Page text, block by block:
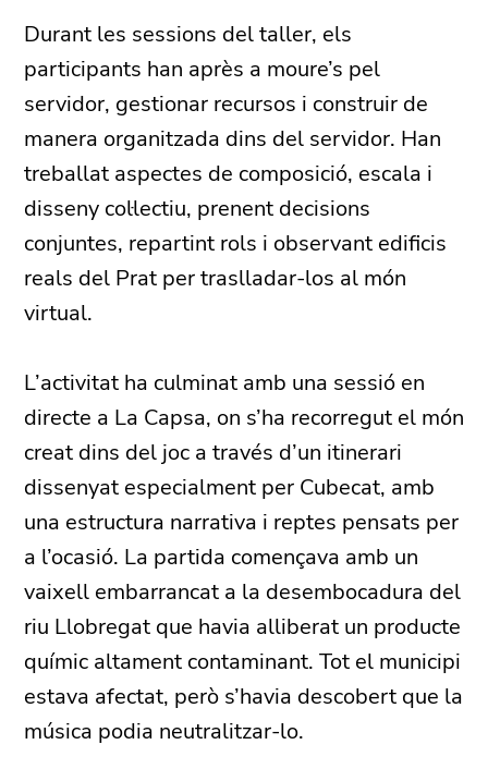
Durant les sessions del taller, els
participants han après a moure’s pel
servidor, gestionar recursos i construir de
manera organitzada dins del servidor. Han
treballat aspectes de composició, escala i
disseny col·lectiu, prenent decisions
conjuntes, repartint rols i observant edificis
reals del Prat per traslladar-los al món
virtual.
L’activitat ha culminat amb una sessió en
directe a La Capsa, on s’ha recorregut el món
creat dins del joc a través d’un itinerari
dissenyat especialment per Cubecat, amb
una estructura narrativa i reptes pensats per
a l’ocasió. La partida començava amb un
vaixell embarrancat a la desembocadura del
riu Llobregat que havia alliberat un producte
químic altament contaminant. Tot el municipi
estava afectat, però s’havia descobert que la
música podia neutralitzar-lo.